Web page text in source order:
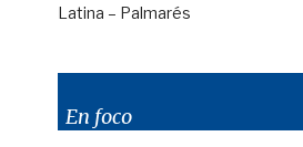
Latina – Palmarés
En foco